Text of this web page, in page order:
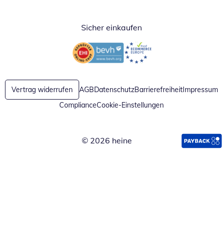
Sicher einkaufen
Öffnet in neuem FensterÖffnet in neuem Fenster
Vertrag widerrufen AGBDatenschutzBarrierefreiheitImpressum
ComplianceCookie-Einstellungen
© 2026 heine